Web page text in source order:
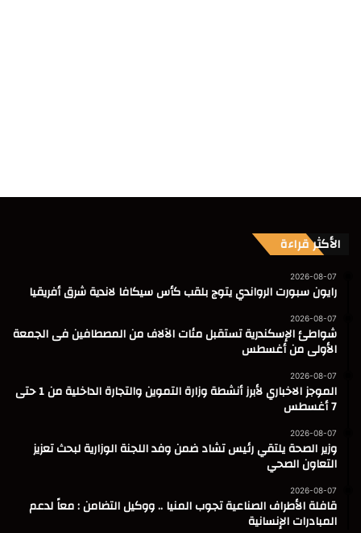
الأكثر قراءة
2026-08-07
رايون سبورت الرواندي يتوج بلقب كأس سيكافا لاندية شرق أفريقيا
2026-08-07
شواطئ الإسكندرية تستقبل مئات الآلاف من المصطافين فى الجمعة
الأولى من أغسطس
2026-08-07
الموجز الاخباري لأبرز أنشطة وزارة التموين والتجارة الداخلية من 1 حتى
7 أغسطس
2026-08-07
وزير الصحة يلتقي رئيس تشاد ضمن وفد اللجنة الوزارية لبحث تعزيز
التعاون الصحي
2026-08-07
قافلة الأطراف الصناعية تجوب المنيا .. ووكيل التضامن : معاً لدعم
المبادرات الإنسانية